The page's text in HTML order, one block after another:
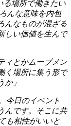
る場所で働きたい
んな意味を内包
んなものが混ざる
しい価値を生んで
ィとかムーブメン
く場所に集う形で
」
今日のイベント
んです。そこに共
も相性がいいと